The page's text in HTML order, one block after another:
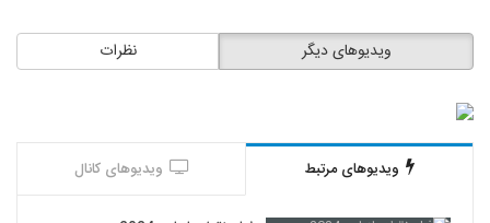
نظرات ویدیوهای دیگر
ویدیوهای مرتبط ویدیوهای کانال